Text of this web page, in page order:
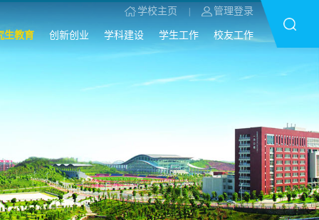
学校主页 | 管理登录
生教育 创新创业 学科建设 学生工作 校友工作